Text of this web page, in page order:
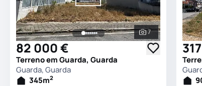
Ver todas as
7
82 000 €
Terreno em Guarda, Guarda
Guarda, Guarda
345m2